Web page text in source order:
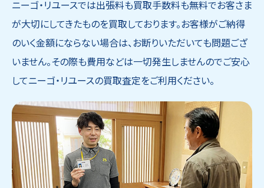
ニーゴ・リユースでは出張料も買取手数料も無料でお客さま
が大切にしてきたものを買取しております。お客様がご納得
のいく金額にならない場合は、お断りいただいても問題ござ
いません。その際も費用などは一切発生しませんのでご安心
してニーゴ・リユースの買取査定をご利用ください。